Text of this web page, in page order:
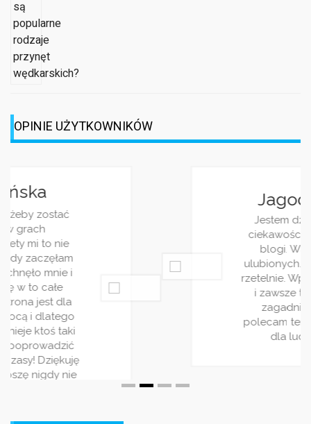
OPINIE UŻYTKOWNIKÓW
Jagoda Berezowska
Jestem dziennikarką, z racji pracy i
ciekawości często śledzę różnorakie
blogi. Wasz jest jednym z moich
ulubionych. Piszecie bardzo ciekawie i
rzetelnie. Wpisy pojawiaja się regularnie
i zawsze traktują o jakimś ciekwym
zagadnieniu. Bardzo wszystkim
polecam ten serwis! Jest on stworzony
dla ludzi rządnych rozrywki!